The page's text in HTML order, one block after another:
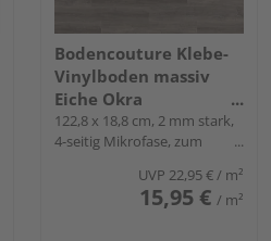
Bodencouture Klebe-
Vinylboden massiv
Eiche Okra
Landhausdiele - living
122,8 x 18,8 cm, 2 mm stark,
4-seitig Mikrofase, zum
UVP 22,95 €/ m²
15,95 € / m²